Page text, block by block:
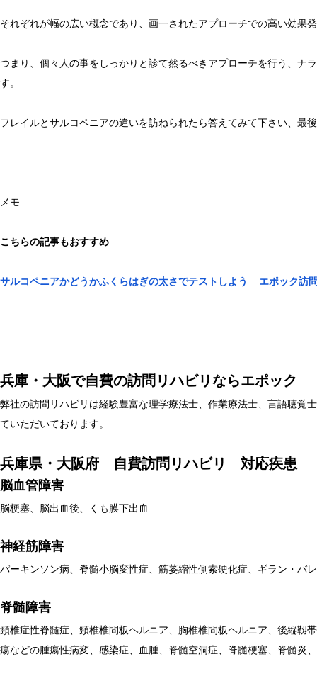
それぞれが幅の広い概念であり、画一されたアプローチでの高い効果
つまり、個々人の事をしっかりと診て然るべきアプローチを行う、ナ
す。
フレイルとサルコペニアの違いを訪ねられたら答えてみて下さい、最
メモ
こちらの記事もおすすめ
サルコペニアかどうかふくらはぎの太さでテストしよう _ エポック訪
兵庫・大阪で自費の訪問リハビリならエポック
弊社の訪問リハビリは経験豊富な理学療法士、作業療法士、言語聴覚
ていただいております。
兵庫県・大阪府 自費訪問リハビリ 対応疾患
脳血管障害
脳梗塞、脳出血後、くも膜下出血
神経筋障害
パーキンソン病、脊髄小脳変性症、筋萎縮性側索硬化症、ギラン・バ
脊髄障害
頸椎症性脊髄症、頸椎椎間板ヘルニア、胸椎椎間板ヘルニア、後縦靱
瘍などの腫瘍性病変、感染症、血腫、脊髄空洞症、脊髄梗塞、脊髄炎